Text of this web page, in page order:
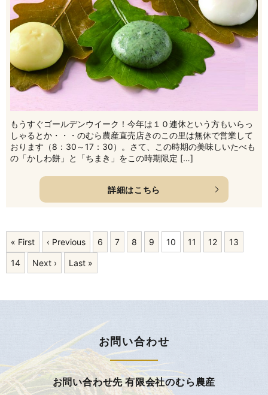
もうすぐゴールデンウイーク！今年は１０連休という方もいらっ
しゃるとか・・・のむら農産直売店きのこの里は無休で営業して
おります（8：30～17：30）。さて、この時期の美味しいたべも
の「かしわ餅」と「ちまき」をこの時期限定 […]
詳細はこちら
« First ‹ Previous 6 7 8 9 10 11 12 13
14 Next › Last »
お問い合わせ
お問い合わせ先 有限会社のむら農産